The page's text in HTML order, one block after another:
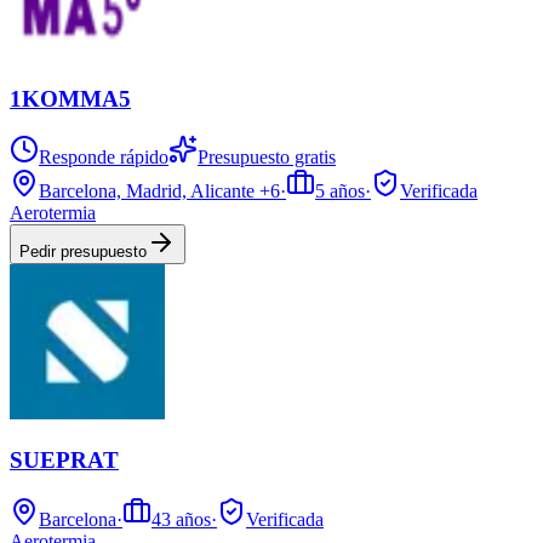
1KOMMA5
Responde rápido
Presupuesto gratis
Barcelona, Madrid, Alicante +6· 5 años·
Verificada
Aerotermia
Pedir presupuesto
SUEPRAT
Barcelona· 43 años·
Verificada